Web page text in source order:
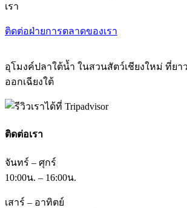
เรา
ติดต่อฝ่ายการตลาดของเรา
อุโมงค์ปลาใต้น้ำ ในสวนสัตว์เชียงใหม่ ที่ยา
ออกเฉียงใต้
ติดต่อเรา
จันทร์ – ศุกร์
10:00น. – 16:00น.
เสาร์ – อาทิตย์